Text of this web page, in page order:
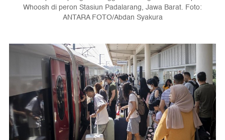
Whoosh di peron Stasiun Padalarang, Jawa Barat. Foto:
ANTARA FOTO/Abdan Syakura